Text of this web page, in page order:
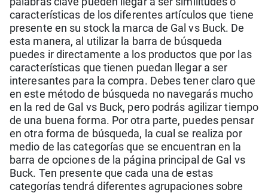
características de los diferentes artículos que tiene
presente en su stock la marca de Gal vs Buck. De
esta manera, al utilizar la barra de búsqueda
puedes ir directamente a los productos que por las
características que tienen puedan llegar a ser
interesantes para la compra. Debes tener claro que
en este método de búsqueda no navegarás mucho
en la red de Gal vs Buck, pero podrás agilizar tiempo
de una buena forma. Por otra parte, puedes pensar
en otra forma de búsqueda, la cual se realiza por
medio de las categorías que se encuentran en la
barra de opciones de la página principal de Gal vs
Buck. Ten presente que cada una de estas
categorías tendrá diferentes agrupaciones sobre